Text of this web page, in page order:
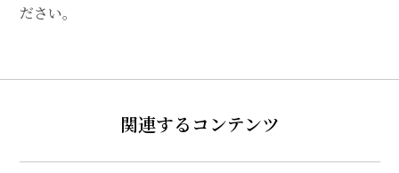
ださい。
関連するコンテンツ